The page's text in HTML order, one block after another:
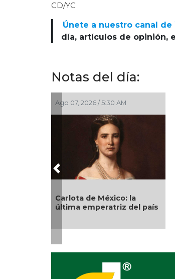
CD/YC
Únete a nuestro canal de
día, artículos de opinión,
Notas del día:
Ago 06, 2026 / 11:15 PM
gana oro en
Centroamericanos tras
sobre Colombia
Previous